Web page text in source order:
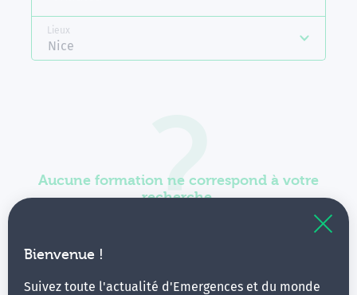
Bienvenue !
Suivez toute l'actualité d'Emergences et du monde
Lieux
Nice
Aucune formation ne correspond à votre
recherche.
Vous pouvez renouveler votre requête en élargissant